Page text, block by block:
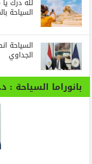
السياحة
السياحة
الجداوي
بانوراما السياحة :